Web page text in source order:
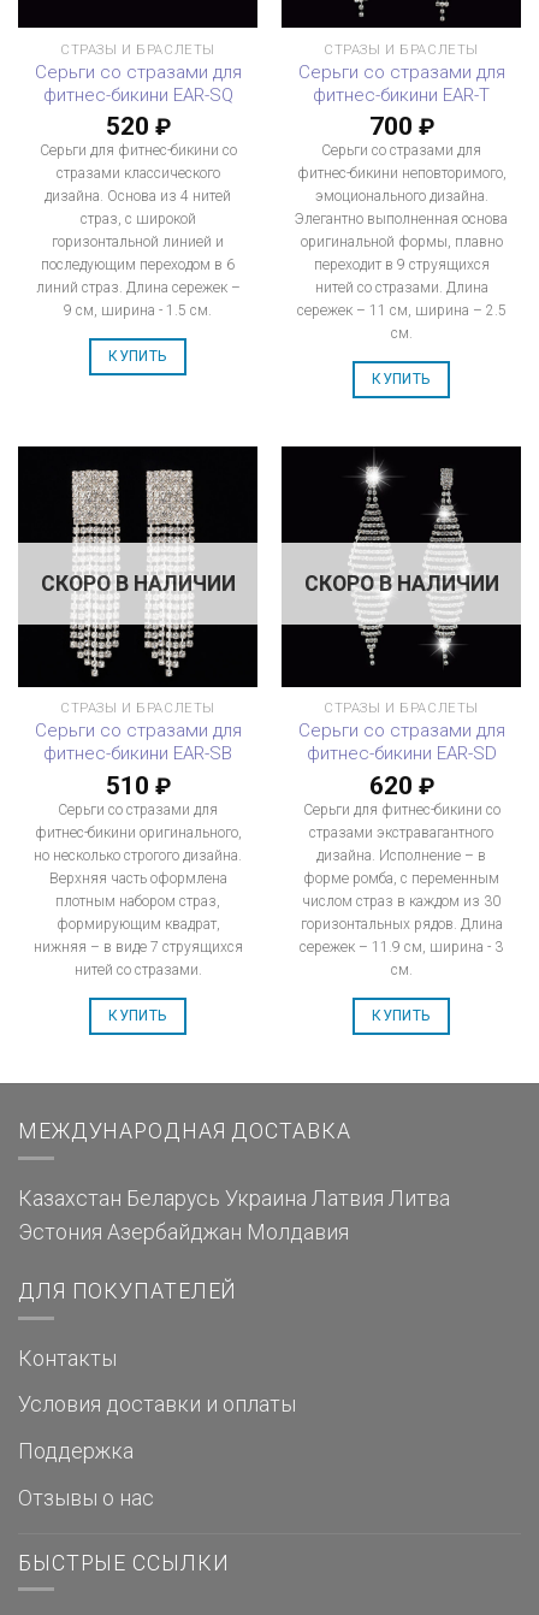
СТРАЗЫ И БРАСЛЕТЫ
Серьги со стразами для
фитнес-бикини EAR-SQ
520 ₽
Серьги для фитнес-бикини со
стразами классического
дизайна. Основа из 4 нитей
страз, с широкой
горизонтальной линией и
последующим переходом в 6
линий страз. Длина сережек –
9 см, ширина - 1.5 см.
КУПИТЬ
СТРАЗЫ И БРАСЛЕТЫ
Серьги со стразами для
фитнес-бикини EAR-T
700 ₽
Серьги со стразами для
фитнес-бикини неповторимого,
эмоционального дизайна.
Элегантно выполненная основа
оригинальной формы, плавно
переходит в 9 струящихся
нитей со стразами. Длина
сережек – 11 см, ширина – 2.5
см.
КУПИТЬ
СКОРО В НАЛИЧИИ
СТРАЗЫ И БРАСЛЕТЫ
Серьги со стразами для
фитнес-бикини EAR-SB
510 ₽
Серьги со стразами для
фитнес-бикини оригинального,
но несколько строгого дизайна.
Верхняя часть оформлена
плотным набором страз,
формирующим квадрат,
нижняя – в виде 7 струящихся
нитей со стразами.
КУПИТЬ
СКОРО В НАЛИЧИИ
СТРАЗЫ И БРАСЛЕТЫ
Серьги со стразами для
фитнес-бикини EAR-SD
620 ₽
Серьги для фитнес-бикини со
стразами экстравагантного
дизайна. Исполнение – в
форме ромба, с переменным
числом страз в каждом из 30
горизонтальных рядов. Длина
сережек – 11.9 см, ширина - 3
см.
КУПИТЬ
МЕЖДУНАРОДНАЯ ДОСТАВКА
Казахстан Беларусь Украина Латвия Литва
Эстония Азербайджан Молдавия
ДЛЯ ПОКУПАТЕЛЕЙ
Контакты
Условия доставки и оплаты
Поддержка
Отзывы о нас
БЫСТРЫЕ ССЫЛКИ